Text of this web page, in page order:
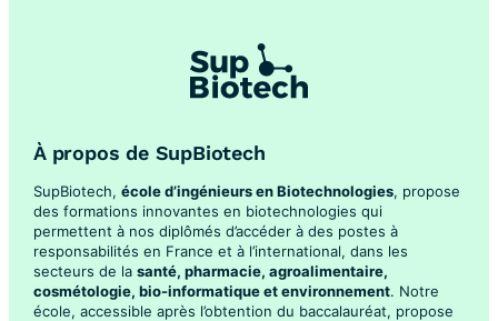
À propos de SupBiotech
SupBiotech, école d’ingénieurs en Biotechnologies, propose
des formations innovantes en biotechnologies qui
permettent à nos diplômés d’accéder à des postes à
responsabilités en France et à l’international, dans les
secteurs de la santé, pharmacie, agroalimentaire,
cosmétologie, bio-informatique et environnement. Notre
école, accessible après l’obtention du baccalauréat, propose